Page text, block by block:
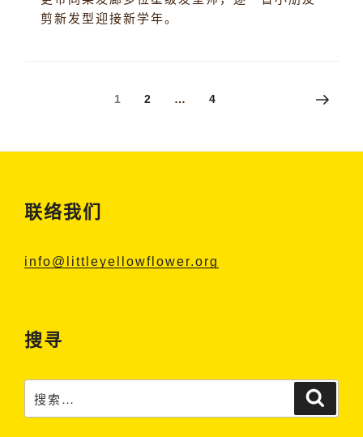
剪新发型迎接新学年。
1 页
2 … 页
4
下
联络我们
info@littleyellowflower.org
搜寻
索：